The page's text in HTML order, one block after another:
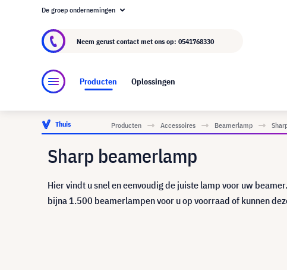
Over visunext.nl
De groep ondernemingen
Neem gerust contact met ons op: 0541768330
Producten Oplossingen
Thuis Producten Accessoires Beamerlamp
Sharp beamerlamp
Hier vindt u snel en eenvoudig de juiste lamp voor uw
bijna 1.500 beamerlampen voor u op voorraad of kunnen